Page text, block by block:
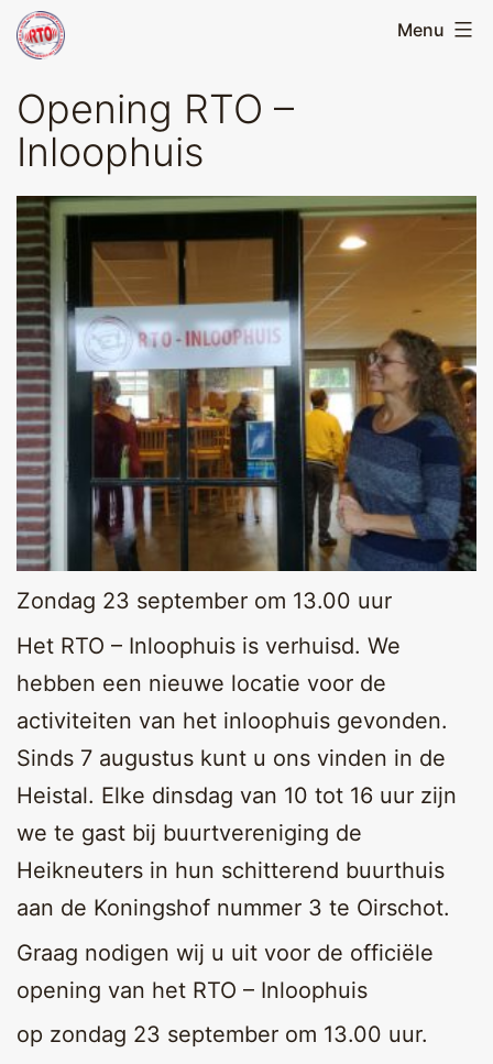
Skip
to
content
Running
Oirschot
Menu
Opening RTO –
Inloophuis
Zondag 23 september om 13.00 uur
Het RTO – Inloophuis is verhuisd. We
hebben een nieuwe locatie voor de
activiteiten van het inloophuis gevonden.
Sinds 7 augustus kunt u ons vinden in de
Heistal. Elke dinsdag van 10 tot 16 uur zijn
we te gast bij buurtvereniging de
Heikneuters in hun schitterend buurthuis
aan de Koningshof nummer 3 te Oirschot.
Graag nodigen wij u uit voor de officiële
opening van het RTO – Inloophuis
op zondag 23 september om 13.00 uur.